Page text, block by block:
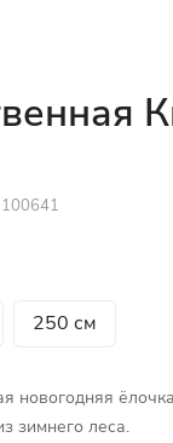
100641
250 см
новогодняя
зимнего леса.